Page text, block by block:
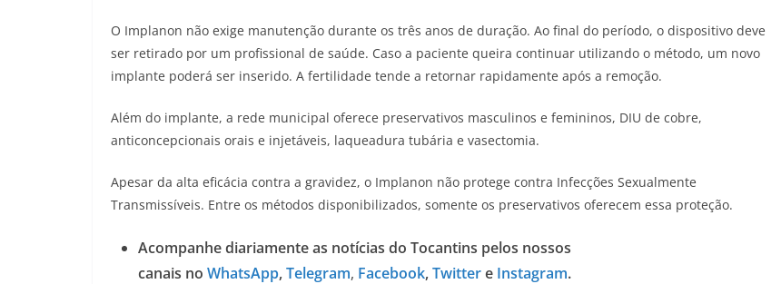
O Implanon não exige manutenção durante os três anos de duração. Ao final do período, o dispositivo deve
ser retirado por um profissional de saúde. Caso a paciente queira continuar utilizando o método, um novo
implante poderá ser inserido. A fertilidade tende a retornar rapidamente após a remoção.
Além do implante, a rede municipal oferece preservativos masculinos e femininos, DIU de cobre,
anticoncepcionais orais e injetáveis, laqueadura tubária e vasectomia.
Apesar da alta eficácia contra a gravidez, o Implanon não protege contra Infecções Sexualmente
Transmissíveis. Entre os métodos disponibilizados, somente os preservativos oferecem essa proteção.
Acompanhe diariamente as notícias do Tocantins pelos nossos
canais no WhatsApp,Telegram, Facebook,Twittere Instagram.